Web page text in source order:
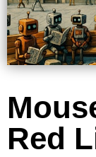
Red